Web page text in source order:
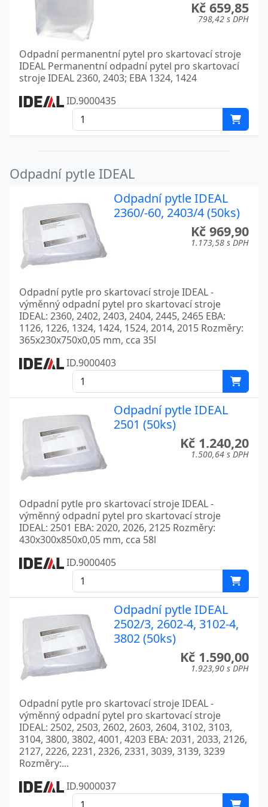
Kč 659,85
798,42 s DPH
Odpadní permanentní pytel pro skartovací stroje
IDEAL Permanentní odpadní pytel pro skartovací
stroje IDEAL 2360, 2403; EBA 1324, 1424
ID.9000435
Odpadní pytle IDEAL
Odpadní pytle IDEAL
2360/-60, 2403/4 (50ks)
Kč 969,90
1.173,58 s DPH
Odpadní pytle pro skartovací stroje IDEAL -
výměnný odpadní pytel pro skartovací stroje
IDEAL: 2360, 2402, 2403, 2404, 2445, 2465 EBA:
1126, 1226, 1324, 1424, 1524, 2014, 2015 Rozměry:
365x230x750x0,05 mm, cca 35l
ID.9000403
Odpadní pytle IDEAL
2501 (50ks)
Kč 1.240,20
1.500,64 s DPH
Odpadní pytle pro skartovací stroje IDEAL -
výměnný odpadní pytel pro skartovací stroje
IDEAL: 2501 EBA: 2020, 2026, 2125 Rozměry:
430x300x850x0,05 mm, cca 58l
ID.9000405
Odpadní pytle IDEAL
2502/3, 2602-4, 3102-4,
3802 (50ks)
Kč 1.590,00
1.923,90 s DPH
Odpadní pytle pro skartovací stroje IDEAL -
výměnný odpadní pytel pro skartovací stroje
IDEAL: 2502, 2503, 2602, 2603, 2604, 3102, 3103,
3104, 3800, 3802, 4001, 4203 EBA: 2031, 2033, 2126,
2127, 2226, 2231, 2326, 2331, 3039, 3139, 3239
Rozměry:...
ID.9000037